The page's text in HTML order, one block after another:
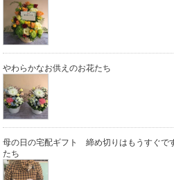
やわらかなお供えのお花たち
母の日の宅配ギフト 締め切りはもうすぐで
たち